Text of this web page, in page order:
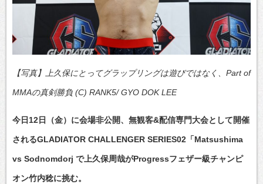
【写真】上久保にとってグラップリングは遊びではなく、Part of
MMAの真剣勝負 (C) RANK5/ GYO DOK LEE
今日12日（金）に会場非公開、無観客&配信専門大会として開催
されるGLADIATOR CHALLENGER SERIES02「Matsushima
vs Sodnomdorj で上久保周哉がProgressフェザー級チャンピ
オン竹内稔に挑む。